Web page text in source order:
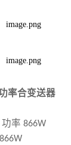
率合变送器
功率866W
866W